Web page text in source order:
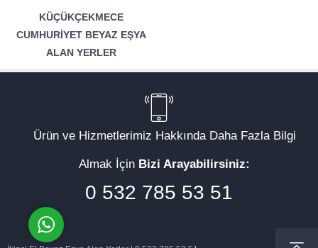
KÜÇÜKÇEKMECE
CUMHURIYET BEYAZ EŞYA
ALAN YERLER
Ürün ve Hizmetlerimiz Hakkında Daha Fazla Bilgi
Almak İçin Bizi Arayabilirsiniz:
0 532 785 53 51
Cevap Yaz